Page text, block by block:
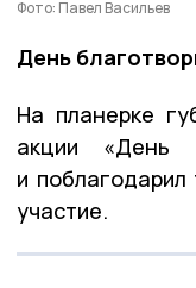
Фото: Павел Васильев
День
На планерке
акции «День
и
участие.